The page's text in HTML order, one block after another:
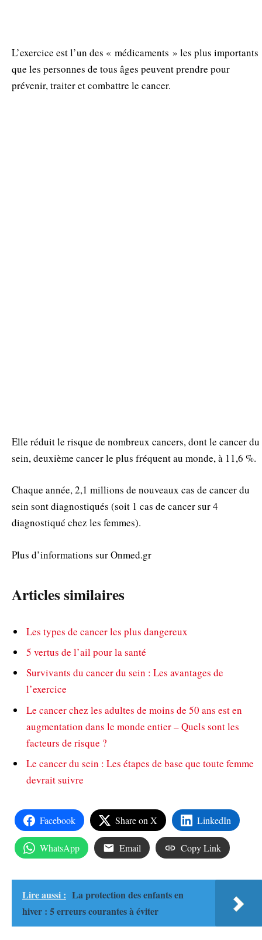
L’exercice est l’un des « médicaments » les plus importants
que les personnes de tous âges peuvent prendre pour
prévenir, traiter et combattre le cancer.
Elle réduit le risque de nombreux cancers, dont le cancer du
sein, deuxième cancer le plus fréquent au monde, à 11,6 %.
Chaque année, 2,1 millions de nouveaux cas de cancer du
sein sont diagnostiqués (soit 1 cas de cancer sur 4
diagnostiqué chez les femmes).
Plus d’informations sur Onmed.gr
Articles similaires
Les types de cancer les plus dangereux
5 vertus de l’ail pour la santé
Survivants du cancer du sein : Les avantages de
l’exercice
Le cancer chez les adultes de moins de 50 ans est en
augmentation dans le monde entier – Quels sont les
facteurs de risque ?
Le cancer du sein : Les étapes de base que toute femme
devrait suivre
Facebook Share on X LinkedIn
WhatsApp Email Copy Link
Lire aussi : La protection des enfants en
hiver : 5 erreurs courantes à éviter